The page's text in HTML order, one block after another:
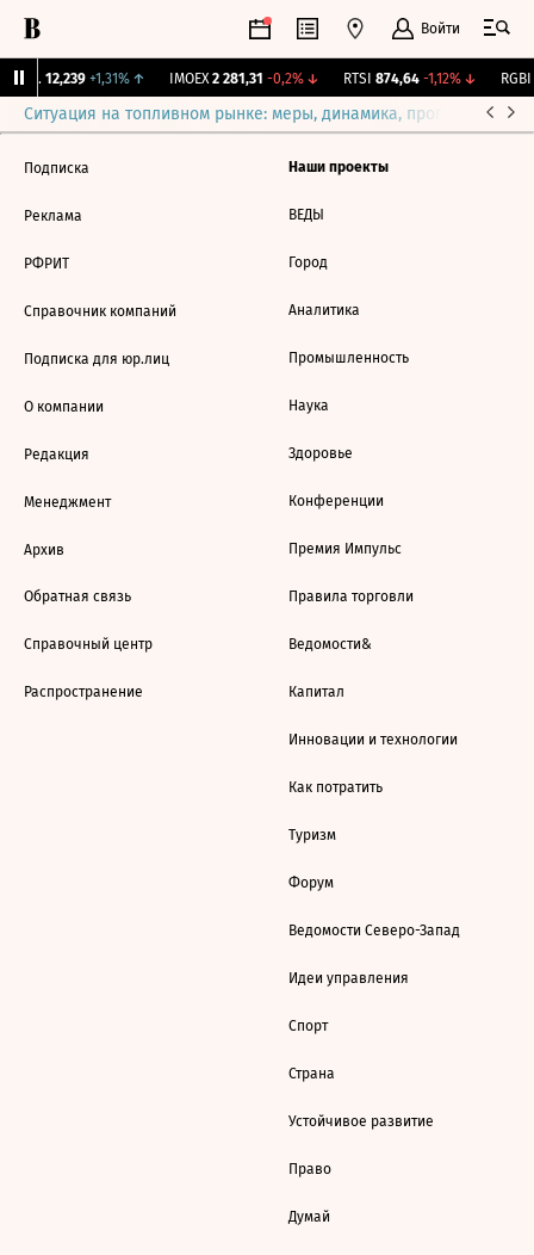
Войти
12,239 +1,31%↑ IMOEX 2 281,31 -0,2%↓ RTSI 874,64 -1,12%↓ RGBI
Ситуация на топливном рынке: меры, динамика, прогнозы
Подписка
Реклама
РФРИТ
Справочник компаний
Подписка для юр.лиц
О компании
Редакция
Менеджмент
Архив
Обратная связь
Справочный центр
Распространение
Наши проекты
ВЕДЫ
Город
Аналитика
Промышленность
Наука
Здоровье
Конференции
Премия Импульс
Правила торговли
Ведомости&
Капитал
Инновации и технологии
Как потратить
Туризм
Форум
Ведомости Северо-Запад
Идеи управления
Спорт
Страна
Устойчивое развитие
Право
Думай